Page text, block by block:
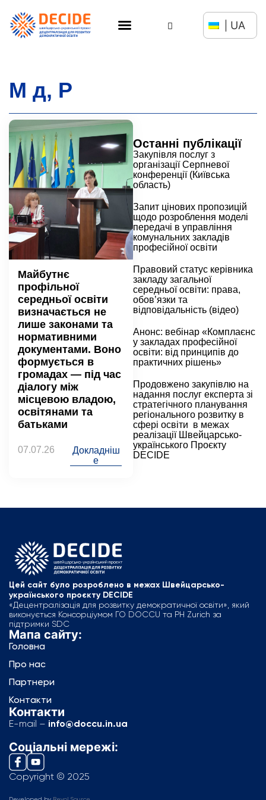
UA
М д, Р
Майбутнє
профільної
середньої освіти
визначається не
лише законами та
нормативними
документами. Воно
формується в
громадах — під час
діалогу між
місцевою владою,
освітянами та
батьками
07.07.26
Докладніш
е
Останні публікації
Закупівля послуг з
організації Серпневої
конференції (Київська
область)
Запит цінових пропозицій
щодо розроблення моделі
передачі в управління
комунальних закладів
професійної освіти
Правовий статус керівника
закладу загальної
середньої освіти: права,
обов’язки та
відповідальність (відео)
Анонс: вебінар «Комплаєнс
у закладах професійної
освіти: від принципів до
практичних рішень»
Продовжено закупівлю на
надання послуг експерта зі
стратегічного планування
регіонального розвитку в
сфері освіти в межах
реалізації Швейцарсько-
українського Проєкту
DECIDE
Цей сайт було розроблено в межах Швейцарсько-
українського проєкту DECIDE
«Децентралізація для розвитку демократичної освіти», який
виконується Консорціумом ГО DOCCU та PH Zurich за
підтримки SDC
Мапа сайту:
Головна
Про нас
Партнери
Контакти
Контакти
E-mail – info@doccu.in.ua
Соціальні мережі:
Copyright © 2025